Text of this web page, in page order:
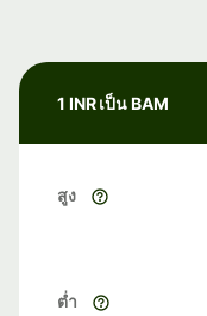
1 INR เป็น BAM
สูง
ต่ำ